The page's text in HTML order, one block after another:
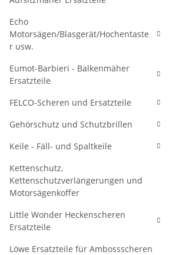
Echo
Motorsägen/Blasgerät/Hochentaste
r usw.
Eumot-Barbieri - Balkenmäher
Ersatzteile
FELCO-Scheren und Ersatzteile
Gehörschutz und Schutzbrillen
Keile - Fäll- und Spaltkeile
Kettenschutz,
Kettenschutzverlängerungen und
Motorsägenkoffer
Little Wonder Heckenscheren
Ersatzteile
Löwe Ersatzteile für Ambossscheren